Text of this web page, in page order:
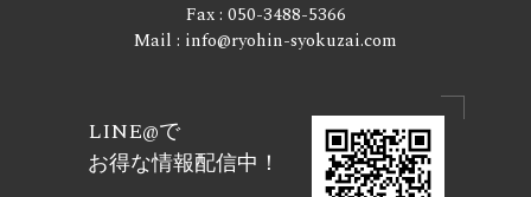
Fax : 050-3488-5366
Mail : info@ryohin-syokuzai.com
LINE@で
お得な情報配信中！